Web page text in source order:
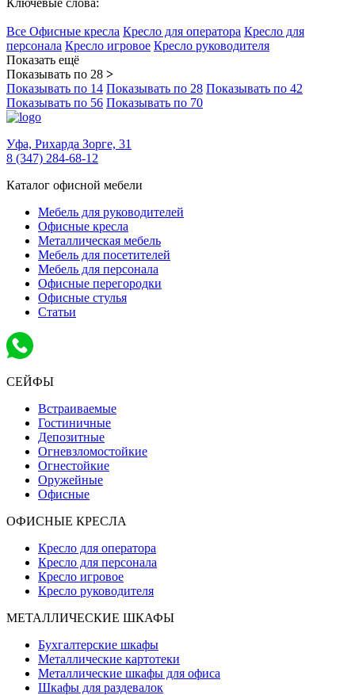
Ключевые слова:
Все Офисные кресла Кресло для оператора Кресло для
персонала Кресло игровое Кресло руководителя
Показать ещё
Показывать по 28 >
Показывать по 14 Показывать по 28 Показывать по 42
Показывать по 56 Показывать по 70
Уфа, Рихарда Зорге, 31
8 (347) 284-68-12
Каталог офисной мебели
Мебель для руководителей
Офисные кресла
Металлическая мебель
Мебель для посетителей
Мебель для персонала
Офисные перегородки
Офисные стулья
Статьи
СЕЙФЫ
Встраиваемые
Гостиничные
Депозитные
Огневзломостойкие
Огнестойкие
Оружейные
Офисные
ОФИСНЫЕ КРЕСЛА
Кресло для оператора
Кресло для персонала
Кресло игровое
Кресло руководителя
МЕТАЛЛИЧЕСКИЕ ШКАФЫ
Бухгалтерские шкафы
Металлические картотеки
Металлические шкафы для офиса
Шкафы для раздевалок